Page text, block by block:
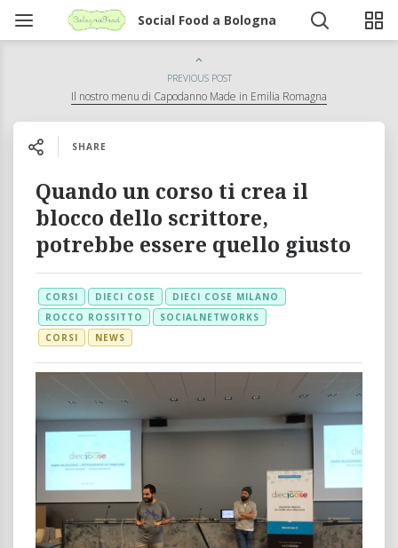
Social Food a Bologna
PREVIOUS POST
Il nostro menu di Capodanno Made in Emilia Romagna
SHARE
Quando un corso ti crea il
blocco dello scrittore,
potrebbe essere quello giusto
CORSI DIECI COSE
DIECI COSE MILANO
ROCCO ROSSITTO
SOCIALNETWORKS
CORSI
NEWS